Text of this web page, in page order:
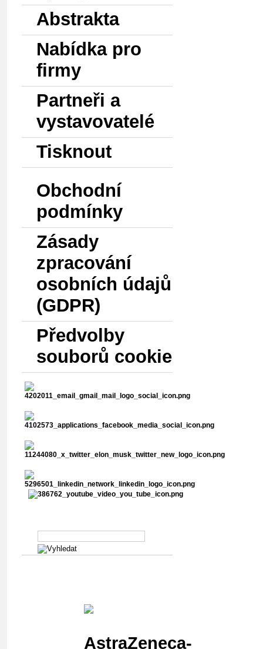
Abstrakta
Nabídka pro
firmy
Partneři a
vystavovatelé
Tisknout
Obchodní
podmínky
Zásady
zpracování
osobních údajů
(GDPR)
Předvolby
souborů cookie